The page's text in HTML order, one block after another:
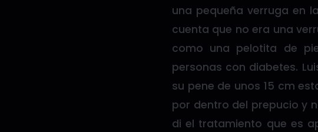
una pequeña verruga en
cuenta que no era una
como una pelotita de
personas con diabetes.
su pene de unos 15 cm
por dentro del prepucio y
di el tratamiento que es